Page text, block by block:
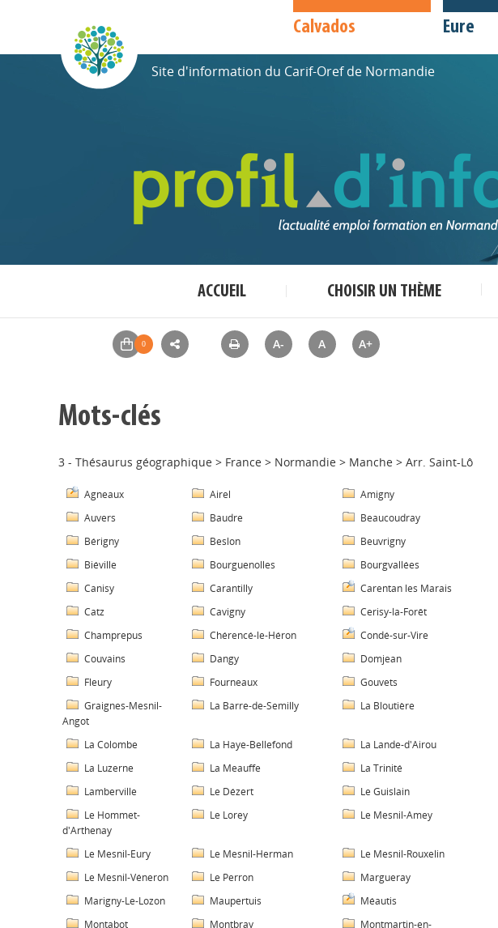
Calvados Eure
Site d'information du Carif-Oref de Normandie
ACCUEIL CHOISIR UN THÈME
A- A A+
Mots-clés
3 - Thésaurus géographique > France > Normandie > Manche > Arr. Saint-Lô
Agneaux Airel
Amigny
Auvers
Baudre
Beaucoudray
Bérigny
Beslon
Beuvrigny
Biéville
Bourguenolles
Bourgvallées
Canisy
Carantilly
Carentan les Marais
Catz
Cavigny
Cerisy-la-Forêt
Champrepus
Chérencé-le-Héron
Condé-sur-Vire
Couvains
Dangy
Domjean
Fleury
Fourneaux
Gouvets
Graignes-Mesnil-
Angot
La Barre-de-Semilly La Bloutière
La Colombe La Haye-Bellefond
La Lande-d'Airou
La Luzerne
La Meauffe
La Trinité
Lamberville
Le Dézert
Le Guislain
Le Hommet-
d'Arthenay
Le Lorey Le Mesnil-Amey
Le Mesnil-Eury Le Mesnil-Herman
Le Mesnil-Rouxelin
Le Mesnil-Véneron
Le Perron
Margueray
Marigny-Le-Lozon
Maupertuis
Méautis
Montabot
Montbray
Montmartin-en-